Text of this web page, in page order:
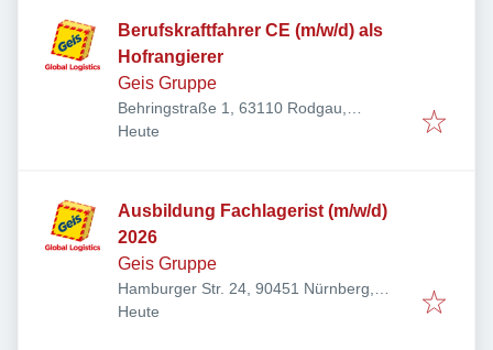
Berufskraftfahrer CE (m/w/d) als
Hofrangierer
Geis Gruppe
Behringstraße 1, 63110 Rodgau,
Deutschland
Veröffentlicht
Heute
Ausbildung Fachlagerist (m/w/d)
2026
Geis Gruppe
Hamburger Str. 24, 90451 Nürnberg,
Deutschland
Veröffentlicht
Heute